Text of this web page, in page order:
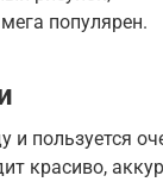
популярен.
пользуется
красиво,